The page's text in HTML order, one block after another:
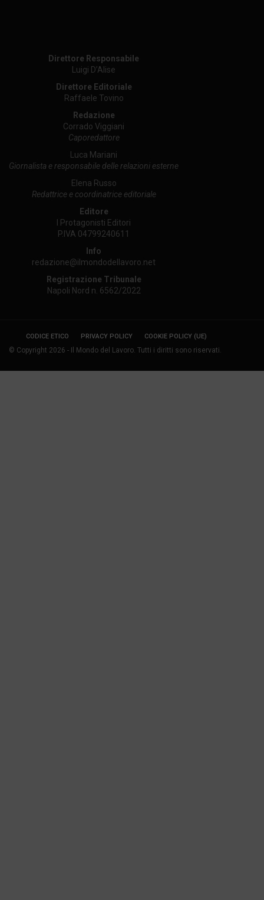
Direttore Responsabile
Luigi D’Alise
Direttore Editoriale
Raffaele Tovino
Redazione
Corrado Viggiani
Caporedattore
Luca Mariani
Giornalista e responsabile delle relazioni esterne
Elena Russo
Redattrice e coordinatrice editoriale
Editore
I Protagonisti Editori
P.IVA 04799240611
Info
redazione@ilmondodellavoro.net
Registrazione Tribunale
Napoli Nord n. 6562/2022
CODICE ETICO PRIVACY POLICY COOKIE POLICY (UE)
© Copyright 2026 - Il Mondo del Lavoro. Tutti i diritti sono riservati.